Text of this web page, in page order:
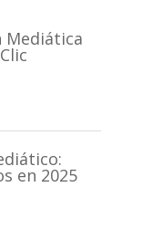
Mediática
en 2025